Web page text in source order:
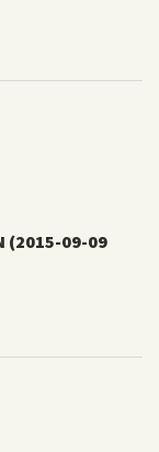
(2015-09-09